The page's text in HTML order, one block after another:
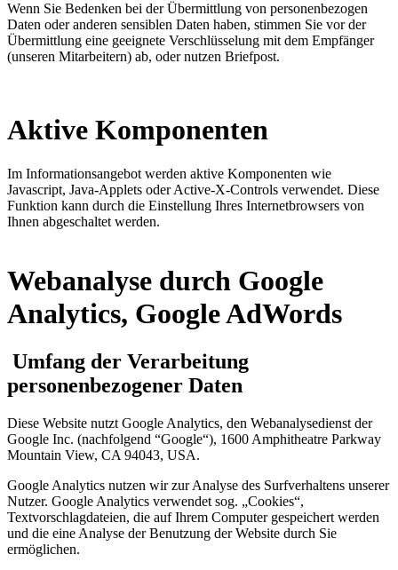
Wenn Sie Bedenken bei der Übermittlung von personenbezogen
Daten oder anderen sensiblen Daten haben, stimmen Sie vor der
Übermittlung eine geeignete Verschlüsselung mit dem Empfänger
(unseren Mitarbeitern) ab, oder nutzen Briefpost.
Aktive Komponenten
Im Informationsangebot werden aktive Komponenten wie
Javascript, Java-Applets oder Active-X-Controls verwendet. Diese
Funktion kann durch die Einstellung Ihres Internetbrowsers von
Ihnen abgeschaltet werden.
Webanalyse durch Google
Analytics, Google AdWords
Umfang der Verarbeitung
personenbezogener Daten
Diese Website nutzt Google Analytics, den Webanalysedienst der
Google Inc. (nachfolgend “Google“), 1600 Amphitheatre Parkway
Mountain View, CA 94043, USA.
Google Analytics nutzen wir zur Analyse des Surfverhaltens unserer
Nutzer. Google Analytics verwendet sog. „Cookies“,
Textvorschlagdateien, die auf Ihrem Computer gespeichert werden
und die eine Analyse der Benutzung der Website durch Sie
ermöglichen.